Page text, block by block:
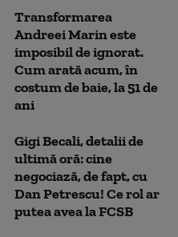
Transformarea
Andreei Marin este
imposibil de ignorat.
Cum arată acum, în
costum de baie, la 51 de
ani
Gigi Becali, detalii de
ultimă oră: cine
negociază, de fapt, cu
Dan Petrescu! Ce rol ar
putea avea la FCSB